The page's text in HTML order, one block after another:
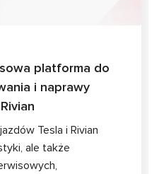
platforma do
i naprawy
Tesla i Rivian
ale także